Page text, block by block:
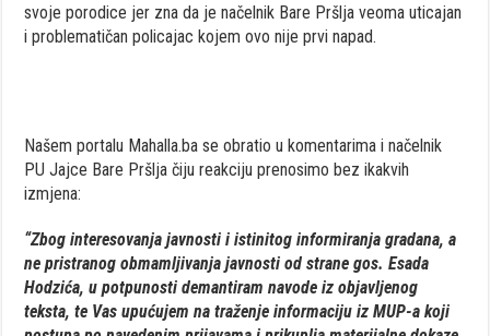
svoje porodice jer zna da je načelnik Bare Pršlja veoma uticajan
i problematičan policajac kojem ovo nije prvi napad.
Našem portalu Mahalla.ba se obratio u komentarima i načelnik
PU Jajce Bare Pršlja čiju reakciju prenosimo bez ikakvih
izmjena:
“Zbog interesovanja javnosti i istinitog informiranja gradana, a
ne pristranog obmamljivanja javnosti od strane gos. Esada
Hodzića, u potpunosti demantiram navode iz objavljenog
teksta, te Vas upućujem na traženje informaciju iz MUP-a koji